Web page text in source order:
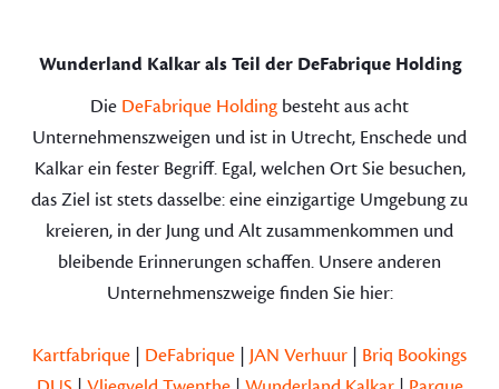
Wunderland Kalkar als Teil der DeFabrique Holding
Die DeFabrique Holding besteht aus acht
Unternehmenszweigen und ist in Utrecht, Enschede und
Kalkar ein fester Begriff. Egal, welchen Ort Sie besuchen,
das Ziel ist stets dasselbe: eine einzigartige Umgebung zu
kreieren, in der Jung und Alt zusammenkommen und
bleibende Erinnerungen schaffen. Unsere anderen
Unternehmenszweige finden Sie hier:
Kartfabrique DeFabrique JAN Verhuur
Briq Bookings